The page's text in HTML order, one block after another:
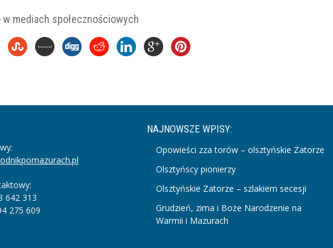
w mediach społecznościowych
642 313
275 609
NAJNOWSZE WPISY:
Opowieści zza torów – olsztyńskie Zatorze
Olsztyńscy pionierzy
Olsztyńskie Zatorze – szlakiem secesji
Grudzień, zima i Boże Narodzenie na
Warmii i Mazurach